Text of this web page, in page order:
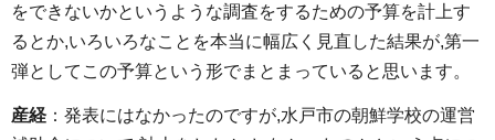
をできないかというような調査をするための予算を計上す
るとか,いろいろなことを本当に幅広く見直した結果が,第一
弾としてこの予算という形でまとまっていると思います。
産経 ：発表にはなかったのですが,水戸市の朝鮮学校の運営